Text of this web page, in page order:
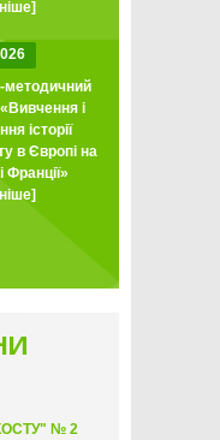
методичний
і
історії
в Європі на
Франції»
№ 2